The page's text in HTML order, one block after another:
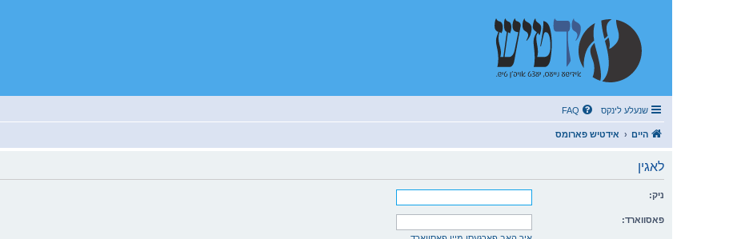
שנעלע לינקס FAQ
היים אידטיש פארומס
לאגין
ניק:
פאסווארד: